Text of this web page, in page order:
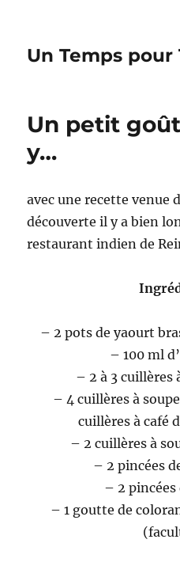
Un Temps pour
Un petit
y…
avec une recette venue
découverte il y a bien
restaurant indien de
– 2 pots de yaourt
– 100 ml
– 2 à 3 cuillères
– 4 cuillères à
cuillères à café
– 2 cuillères à
– 2 pincées
– 2 pincées
– 1 goutte de